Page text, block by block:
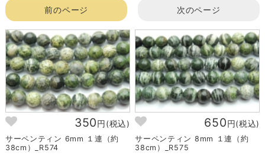
前のページ 次のページ
350円(税込)
サーペンティン 6mm １連（約
38cm）_R574
650円(税込)
サーペンティン 8mm １連（約
38cm）_R575